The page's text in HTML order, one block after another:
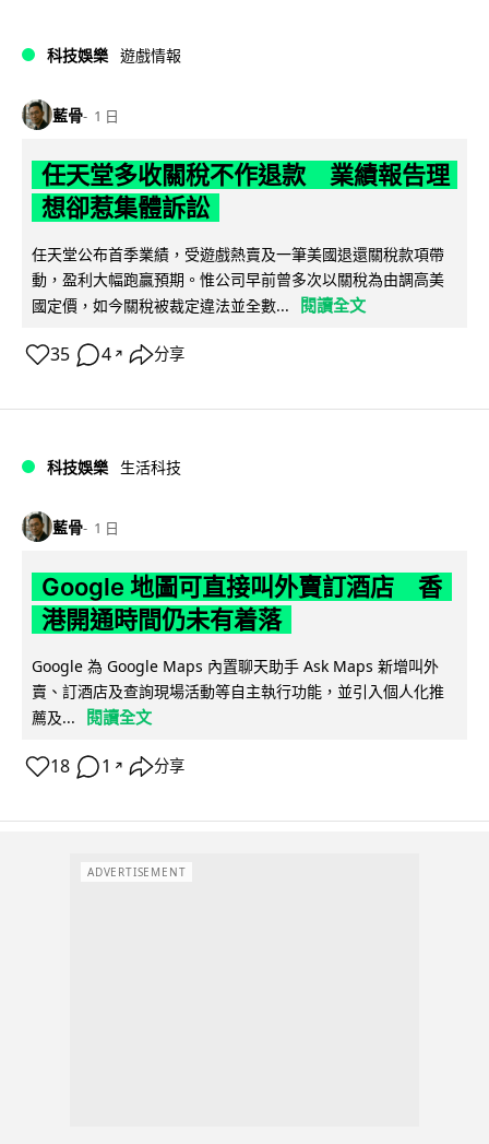
科技娛樂 遊戲情報
藍骨 1 日
任天堂多收關稅不作退款 業績報告理
想卻惹集體訴訟
任天堂公布首季業績，受遊戲熱賣及一筆美國退還關稅款項帶
動，盈利大幅跑贏預期。惟公司早前曾多次以關稅為由調高美
國定價，如今關稅被裁定違法並全數...
閱讀全文
35 4 ↗ 分享
科技娛樂 生活科技
藍骨 1 日
Google 地圖可直接叫外賣訂酒店 香
港開通時間仍未有着落
Google 為 Google Maps 內置聊天助手 Ask Maps 新增叫外
賣、訂酒店及查詢現場活動等自主執行功能，並引入個人化推
薦及...
閱讀全文
18 1 ↗ 分享
ADVERTISEMENT